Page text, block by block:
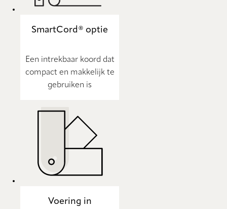
SmartCord® optie
Een intrekbaar koord dat
compact en makkelijk te
gebruiken is
Voering in